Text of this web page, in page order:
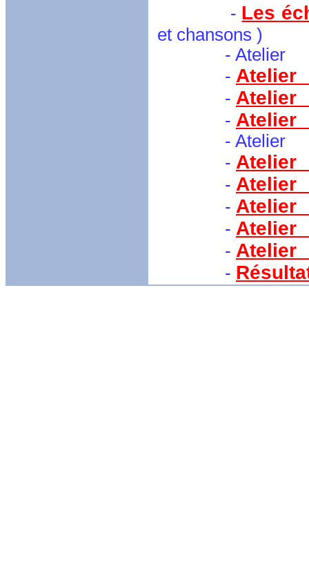
- Les
et chansons )
- Atelier 7 :
-
-
-
- Atelier 11 :
-
-
-
-
-
-